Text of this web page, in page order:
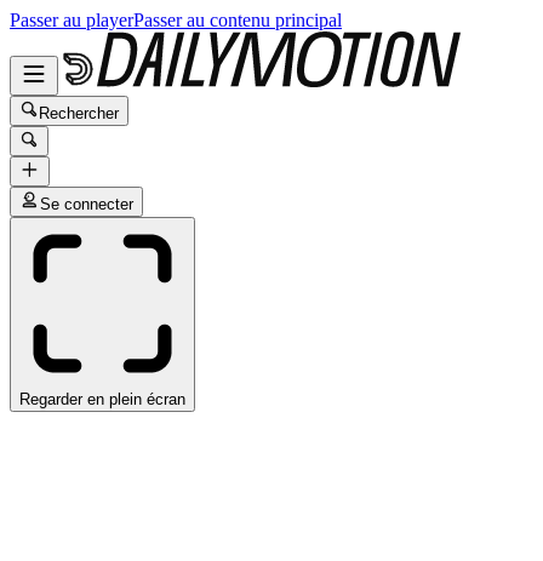
Passer au playerPasser au contenu principal
Rechercher
Se connecter
Regarder en plein écran